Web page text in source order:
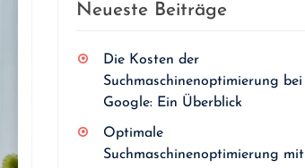
Neueste Beiträge
Die Kosten der
Suchmaschinenoptimierung bei
Google: Ein Überblick
Optimale
Suchmaschinenoptimierung mit